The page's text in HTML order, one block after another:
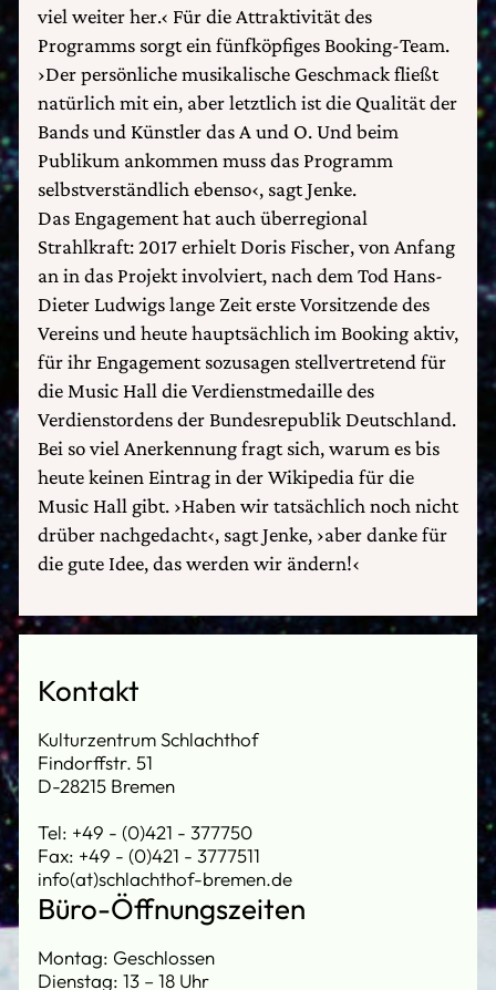
viel weiter her.‹ Für die Attraktivität des
Programms sorgt ein fünfköpfiges Booking-Team.
›Der persönliche musikalische Geschmack fließt
natürlich mit ein, aber letztlich ist die Qualität der
Bands und Künstler das A und O. Und beim
Publikum ankommen muss das Programm
selbstverständlich ebenso‹, sagt Jenke.
Das Engagement hat auch überregional
Strahlkraft: 2017 erhielt Doris Fischer, von Anfang
an in das Projekt involviert, nach dem Tod Hans-
Dieter Ludwigs lange Zeit erste Vorsitzende des
Vereins und heute hauptsächlich im Booking aktiv,
für ihr Engagement sozusagen stellvertretend für
die Music Hall die Verdienstmedaille des
Verdienstordens der Bundesrepublik Deutschland.
Bei so viel Anerkennung fragt sich, warum es bis
heute keinen Eintrag in der Wikipedia für die
Music Hall gibt. ›Haben wir tatsächlich noch nicht
drüber nachgedacht‹, sagt Jenke, ›aber danke für
die gute Idee, das werden wir ändern!‹
Kontakt
Kulturzentrum Schlachthof
Findorffstr. 51
D-28215 Bremen
Tel: +49 - (0)421 - 377750
Fax: +49 - (0)421 - 3777511
info(at)schlachthof-bremen.de
Büro-Öffnungszeiten
Montag: Geschlossen
Dienstag: 13 – 18 Uhr